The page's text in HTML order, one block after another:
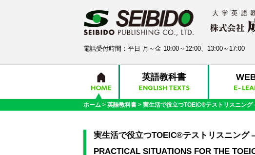
電話受付時間：平日 月～金 10:00～12:00、13:00～17:00
HOME
英語教科書
ENGLISH TEXTS E-
ホーム > 英語教科書 > 実生活で役立つTOEIC®テストリスニン
実生活で役立つTOEIC®テストリスニン
PRACTICAL SITUATIONS FOR THE